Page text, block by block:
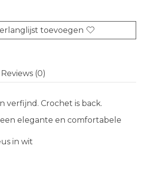
toevoegen
Reviews (0)
verfijnd. Crochet is back.
elegante en comfortabele
in wit